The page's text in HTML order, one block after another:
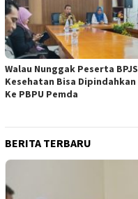
Walau Nunggak Peserta BPJS
Kesehatan Bisa Dipindahkan
Ke PBPU Pemda
BERITA TERBARU